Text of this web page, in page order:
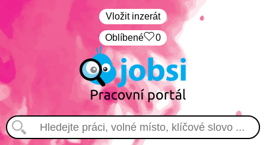
Vložit inzerát
Oblíbené 0